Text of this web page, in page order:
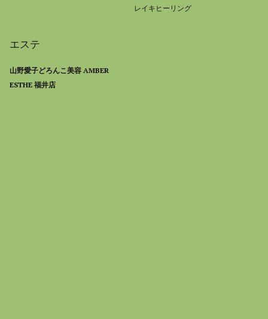
レイキヒーリング
エステ
山野愛子どろんこ美容 AMBER
ESTHE 福井店